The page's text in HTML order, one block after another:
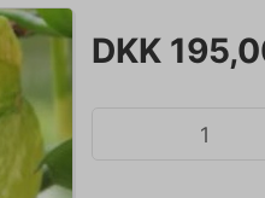
DKK